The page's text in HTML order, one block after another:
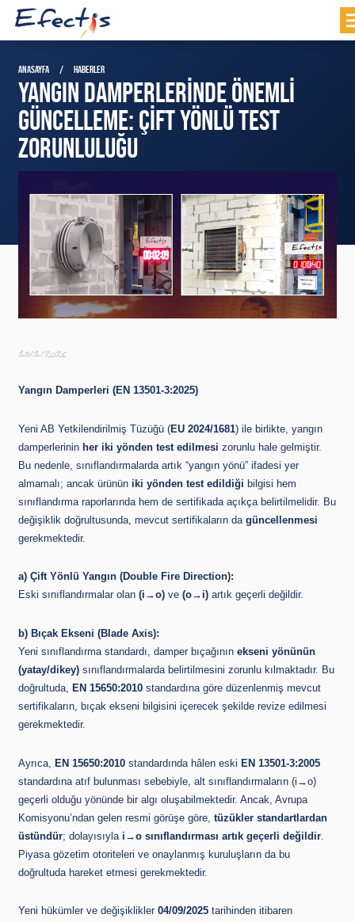
ANASAYFA HABERLER
YANGIN DAMPERLERINDE ÖNEMLI
GÜNCELLEME: ÇIFT YÖNLÜ TEST
ZORUNLULUĞU
19/1/2026
Yangın Damperleri (EN 13501-3:2025)
Yeni AB Yetkilendirilmiş Tüzüğü (EU 2024/1681) ile birlikte, yangın
damperlerinin her iki yönden test edilmesi zorunlu hale gelmiştir.
Bu nedenle, sınıflandırmalarda artık “yangın yönü” ifadesi yer
almamalı; ancak ürünün iki yönden test edildiği bilgisi hem
sınıflandırma raporlarında hem de sertifikada açıkça belirtilmelidir. Bu
değişiklik doğrultusunda, mevcut sertifikaların da güncellenmesi
gerekmektedir.
a) Çift Yönlü Yangın (Double Fire Direction):
Eski sınıflandırmalar olan (i→o) ve (o→i) artık geçerli değildir.
b) Bıçak Ekseni (Blade Axis):
Yeni sınıflandırma standardı, damper bıçağının ekseni yönünün
(yatay/dikey) sınıflandırmalarda belirtilmesini zorunlu kılmaktadır. Bu
doğrultuda, EN 15650:2010 standardına göre düzenlenmiş mevcut
sertifikaların, bıçak ekseni bilgisini içerecek şekilde revize edilmesi
gerekmektedir.
Ayrıca, EN 15650:2010 standardında hâlen eski EN 13501-3:2005
standardına atıf bulunması sebebiyle, alt sınıflandırmaların (i→o)
geçerli olduğu yönünde bir algı oluşabilmektedir. Ancak, Avrupa
Komisyonu’ndan gelen resmi görüşe göre, tüzükler standartlardan
üstündür; dolayısıyla i→o sınıflandırması artık geçerli değildir
Piyasa gözetim otoriteleri ve onaylanmış kuruluşların da bu
doğrultuda hareket etmesi gerekmektedir.
Yeni hükümler ve değişiklikler 04/09/2025 tarihinden itibaren